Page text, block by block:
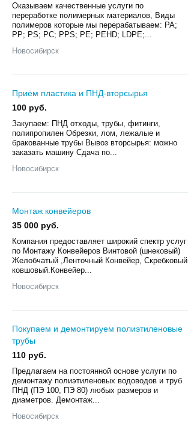
Оказываем качественные услуги по
переработке полимерных материалов, Виды
полимеров которые мы перерабатываем: PA;
PP; PS; PC; PPS; PE; PEHD; LDPE;...
Новосибирск
Приём пластика и ПНД-вторсырья
100 руб.
Закупаем: ПНД отходы, трубы, фитинги,
полипропилен Обрезки, лом, лежалые и
бракованные трубы Вывоз вторсырья: можно
заказать машину Сдача по...
Новосибирск
Монтаж конвейеров
35 000 руб.
Компания предоставляет широкий спектр услуг
по Монтажу Конвейеров Винтовой (шнековый)
Желобчатый ,Ленточный Конвейер, Скребковый
ковшовый.Конвейер...
Новосибирск
Покупаем и демонтируем полиэтиленовые
трубы
110 руб.
Предлагаем на постоянной основе услуги по
демонтажу полиэтиленовых водоводов и труб
ПНД (ПЭ 100, ПЭ 80) любых размеров и
диаметров. Демонтаж...
Новосибирск